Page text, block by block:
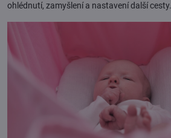
ohlédnutí, zamyšlení a nastavení další cesty.